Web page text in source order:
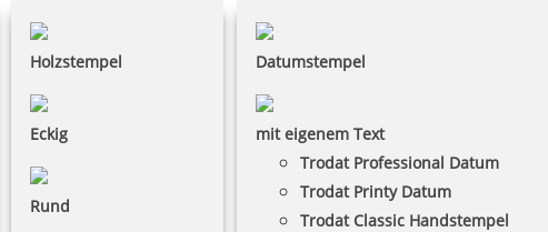
Holzstempel
Eckig
Rund
Datumstempel
mit eigenem Text
Trodat Professional Datum
Trodat Printy Datum
Trodat Classic Handstempel